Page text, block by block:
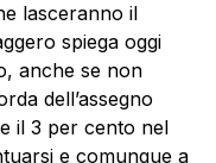
lasceranno il
spiega oggi
anche se non
dell’assegno
il 3 per cento nel
e comunque a